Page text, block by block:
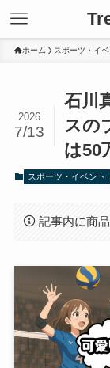
ホーム スポーツ・イベ
石川
スの
は50
2026
7/13
スポーツ・イベント
記事内に商